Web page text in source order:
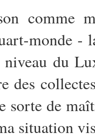
comme
monde -
du
des
sorte de
situation